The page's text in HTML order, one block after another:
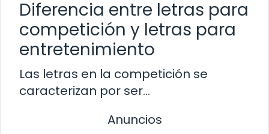
Diferencia entre letras para
competición y letras para
entretenimiento
Las letras en la competición se
caracterizan por ser…
Anuncios